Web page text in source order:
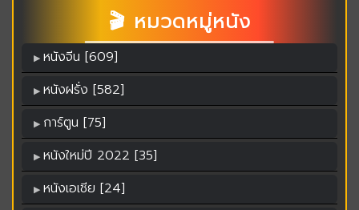
🎬 หมวดหมู่หนัง
หนังจีน [609]
หนังฝรั่ง [582]
การ์ตูน [75]
หนังใหม่ปี 2022 [35]
หนังเอเชีย [24]